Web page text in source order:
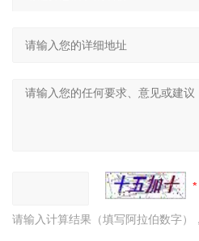
请输入计算结果（填写阿拉伯数字）